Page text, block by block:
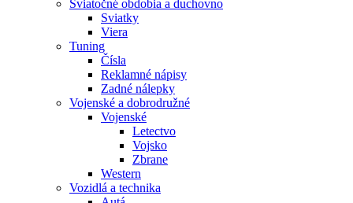
Sviatočné obdobia a duchovno
Sviatky
Viera
Tuning
Čísla
Reklamné nápisy
Zadné nálepky
Vojenské a dobrodružné
Vojenské
Letectvo
Vojsko
Zbrane
Western
Vozidlá a technika